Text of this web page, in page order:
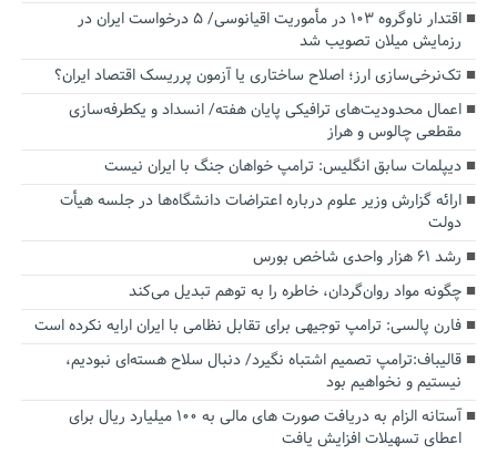
اقتدار ناوگروه ۱۰۳ در مأموریت‌ اقیانوسی/ ۵ درخواست ایران در
رزمایش میلان تصویب شد
تک‌نرخی‌سازی ارز؛ اصلاح ساختاری یا آزمون پرریسک اقتصاد ایران؟
اعمال محدودیت‌های ترافیکی پایان هفته/ انسداد و یکطرفه‌سازی
مقطعی چالوس و هراز
دیپلمات سابق انگلیس:‌ ترامپ خواهان جنگ با ایران نیست
ارائه گزارش وزیر علوم درباره اعتراضات دانشگاه‌ها در جلسه هیأت
دولت
رشد ۶۱ هزار واحدی شاخص بورس
چگونه مواد روان‌گردان، خاطره را به توهم تبدیل می‌کند
فارن پالسی: ترامپ توجیهی برای تقابل نظامی با ایران ارایه نکرده است
قالیباف:ترامپ تصمیم اشتباه نگیرد/ دنبال سلاح هسته‌ای نبودیم،
نیستیم و نخواهیم بود
آستانه الزام به دریافت صورت های مالی به ۱۰۰ میلیارد ریال برای
اعطای تسهیلات افزایش یافت